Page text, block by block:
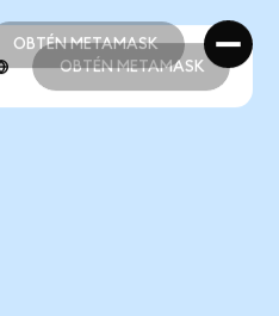
OBTÉN METAMASK
OBTÉN METAMASK
OBTÉN METAMASK